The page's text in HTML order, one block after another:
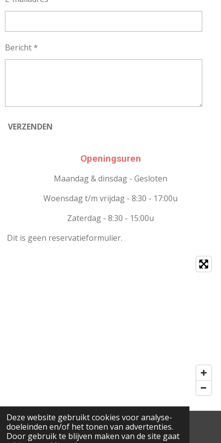
Deze website gebruikt cookies voor analyse-
doeleinden en/of het tonen van advertenties.
Door gebruik te blijven maken van de site gaat
Bericht *
VERZENDEN
Openingsuren
Maandag & dinsdag - Gesloten
Woensdag t/m vrijdag - 8:30 - 17:00u
Zaterdag - 8:30 - 15:00u
Dit is geen reservatieformulier.
© 1971 - 2025 Kapsalon Maxim